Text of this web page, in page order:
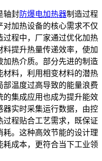
轴封防爆电加热器制造过程
加热设备的核心需求不仅
过程中，厂家通过优化加热
提升热量传递效率，使加
热介质。部分先进的制造
材料，利用相变材料的潜热
温度过高导致的能量浪费
的集成应用也成为提升能效
器实时采集运行数据，由控
程贴合工艺需求，既保证
。这种高效节能的设计理
成本，更符合当下工业领